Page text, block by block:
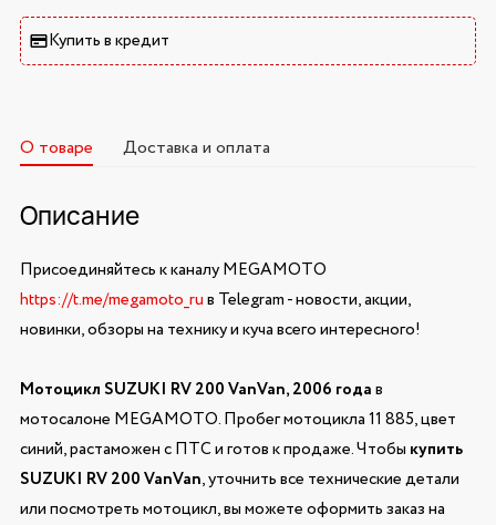
Купить в кредит
О товаре Доставка и оплата
Описание
Присоединяйтесь к каналу MEGAMOTO
https://t.me/megamoto_ruв Telegram - новости, акции,
новинки, обзоры на технику и куча всего интересного!
Мотоцикл SUZUKI RV 200 VanVan, 2006 годав
мотосалоне MEGAMOTO. Пробег мотоцикла 11 885, цвет
синий, растаможен с ПТС и готов к продаже. Чтобы купить
SUZUKI RV 200 VanVan, уточнить все технические детали
или посмотреть мотоцикл, вы можете оформить заказ на